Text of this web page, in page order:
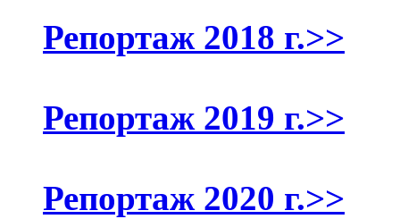
Репортаж 2018 г.>>
Репортаж 2019 г.>>
Репортаж 2020 г.>>